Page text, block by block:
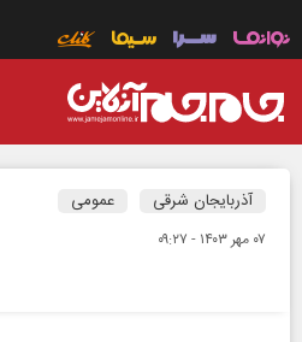
آذربایجان شرقی عمومی
۰۷ مهر ۱۴۰۳ - ۰۹:۲۷